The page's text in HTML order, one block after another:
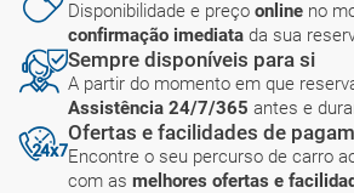
Disponibilidade e preço online no
confirmação imediata da sua
Sempre disponíveis para si
A partir do momento em que
Assistência 24/7/365 antes e
Ofertas e facilidades de
Encontre o seu percurso de carro
com as melhores ofertas e